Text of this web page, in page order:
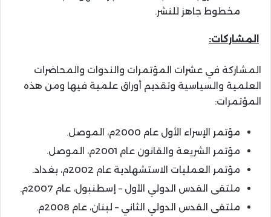
مخطوط جاهز للنشر.
المشاركات:
المشاركة في عشرات المؤتمرات والندوات والمحاضرات
العلمية والسياسية وتقديم أوراق علمية فيها ومن هذه
المؤتمرات:
مؤتمر الإسراء الأول عام 2000م، الموصل.
مؤتمر الشريعة والقانون عام 2001م، الموصل.
مؤتمر العمليات الاستشهادية عام 2002م، بغداد.
ملتقى القدس الدولي الأول – إسطنبول، عام 2007م.
ملتقى القدس الدولي الثاني – لبنان، عام 2008م.